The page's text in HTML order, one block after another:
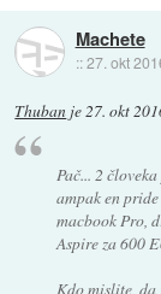
Machete
::27. okt
Thuban je27. okt
Pač... 2
ampak en
macbook Pro,
Aspire za 600
Kdo mislite, da